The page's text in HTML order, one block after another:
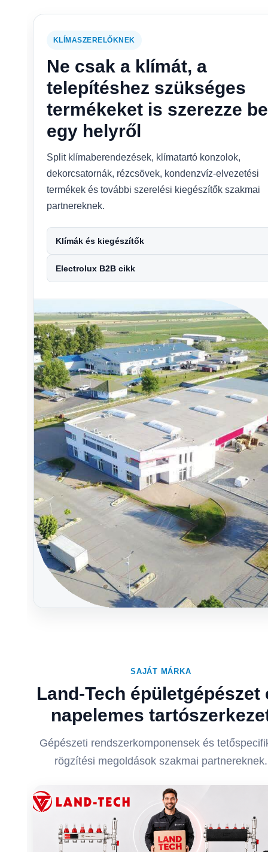
KLÍMASZERELŐKNEK
Ne csak a klímát, a
telepítéshez szükséges
termékeket is szerezze be
egy helyről
Split klímaberendezések, klímatartó konzolok,
dekorcsatornák, rézcsövek, kondenzvíz-elvezetési
termékek és további szerelési kiegészítők szakmai
partnereknek.
Klímák és kiegészítők
Electrolux B2B cikk
SAJÁT MÁRKA
Land-Tech épületgépészet
napelemes
Gépészeti rendszerkomponensek és
rögzítési megoldások szakmai partnereknek.